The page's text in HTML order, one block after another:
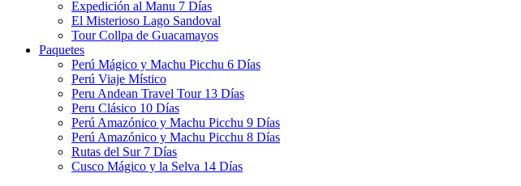
Expedición al Manu 7 Días
El Misterioso Lago Sandoval
Tour Collpa de Guacamayos
Paquetes
Perú Mágico y Machu Picchu 6 Días
Perú Viaje Místico
Peru Andean Travel Tour 13 Días
Peru Clásico 10 Días
Perú Amazónico y Machu Picchu 9 Días
Perú Amazónico y Machu Picchu 8 Días
Rutas del Sur 7 Días
Cusco Mágico y la Selva 14 Días